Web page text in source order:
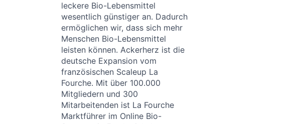
leckere Bio-Lebensmittel
wesentlich günstiger an. Dadurch
ermöglichen wir, dass sich mehr
Menschen Bio-Lebensmittel
leisten können. Ackerherz ist die
deutsche Expansion vom
französischen Scaleup La
Fourche. Mit über 100.000
Mitgliedern und 300
Mitarbeitenden ist La Fourche
Marktführer im Online Bio-